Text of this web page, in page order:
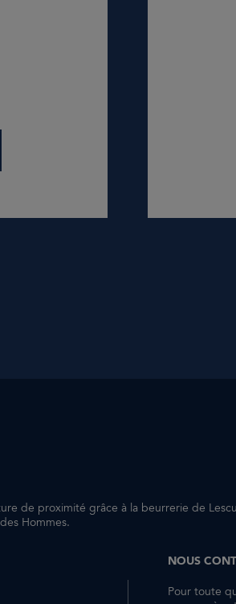
de proximité grâce à la beurrerie de
Hommes.
NOUS
Pour toute